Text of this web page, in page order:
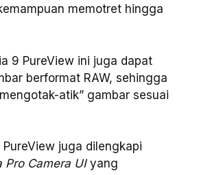
memotret hingga
9 PureView ini juga dapat
berformat RAW, sehingga
atik” gambar sesuai
juga dilengkapi
Pro Camera UI yang